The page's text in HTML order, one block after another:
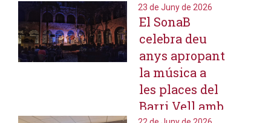
Mn.
Armengou i
els exiliats
berguedans
23 de Juny de 2026
El SonaB
celebra deu
anys apropant
la música a
les places del
Barri Vell amb